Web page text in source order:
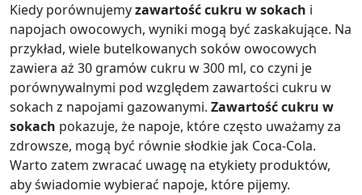
Kiedy porównujemyzawartość cukru w sokach i
napojach owocowych, wyniki mogą być zaskakujące. Na
przykład, wiele butelkowanych soków owocowych
zawiera aż 30 gramów cukru w 300 ml, co czyni je
porównywalnymi pod względem zawartości cukru w
sokach z napojami gazowanymi. Zawartość cukru w
sokach pokazuje, że napoje, które często uważamy za
zdrowsze, mogą być równie słodkie jak Coca-Cola.
Warto zatem zwracać uwagę na etykiety produktów,
aby świadomie wybierać napoje, które pijemy.